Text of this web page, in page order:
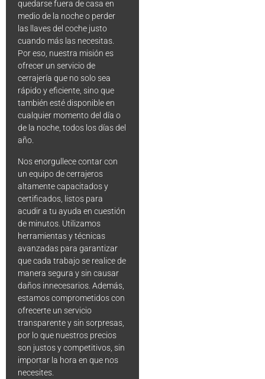
quedarse fuera de casa en
medio de la noche o perder
las llaves del coche justo
cuando más las necesitas.
Por eso, nuestra misión es
ofrecer un servicio de
cerrajería que no solo sea
rápido y eficiente, sino que
también esté disponible en
cualquier momento del día o
de la noche, todos los días del
año.
Nos enorgullece contar con
un equipo de cerrajeros
altamente capacitados y
certificados, listos para
acudir a tu ayuda en cuestión
de minutos. Utilizamos
herramientas y técnicas
avanzadas para garantizar
que cada trabajo se realice de
manera segura y sin causar
daños innecesarios. Además,
estamos comprometidos con
ofrecerte un servicio
transparente y sin sorpresas,
por lo que nuestros precios
son justos y competitivos, sin
importar la hora en que nos
necesites.